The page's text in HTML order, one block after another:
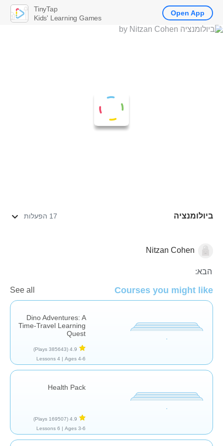
ביולומנציה 17 הפעלות
ביולוגיה
Nitzan Cohen
הבא:
Courses you might like
See all
Dino Adventures: A
Time-Travel Learning
Quest
4.9
(385643 Plays)
Ages 4-6 |
4 Lessons
Health Pack
4.9
(169507 Plays)
Ages 3-6 |
6 Lessons
TinyTap
Kids' Learning Games
Open App